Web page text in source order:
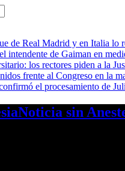
de Real Madrid y en Italia lo
intendente de Gaiman en
los rectores piden a la
frente al Congreso en la
el procesamiento de
Noticia sin